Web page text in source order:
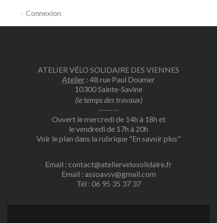
Connexion
ATELIER VÉLO SOLIDAIRE DES VIENNES
Atelier : 48 rue Paul Doumer
10300 Sainte-Savine
(le temps des travaux)
-------
Ouvert le mercredi de 14h à 18h et
le vendredi de 17h à 20h
Voir le plan dans la rubrique "En savoir plus"
Email : contact@ateliervelosolidaire.fr
Email : assoavsv@gmail.com
Tél : 06 95 35 37 37